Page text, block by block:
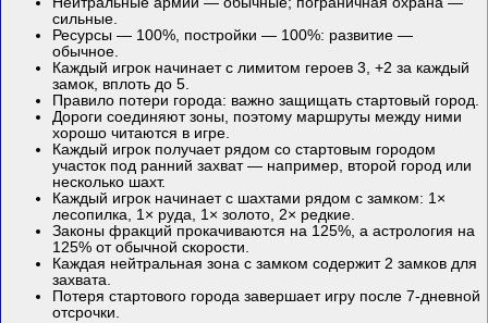
сильные.
Ресурсы — 100%, постройки — 100%: развитие —
обычное.
Каждый игрок начинает с лимитом героев 3, +2 за каждый
замок, вплоть до 5.
Правило потери города: важно защищать стартовый город.
Дороги соединяют зоны, поэтому маршруты между ними
хорошо читаются в игре.
Каждый игрок получает рядом со стартовым городом
участок под ранний захват — например, второй город или
несколько шахт.
Каждый игрок начинает с шахтами рядом с замком: 1×
лесопилка, 1× руда, 1× золото, 2× редкие.
Законы фракций прокачиваются на 125%, а астрология на
125% от обычной скорости.
Каждая нейтральная зона с замком содержит 2 замков для
захвата.
Потеря стартового города завершает игру после 7-дневной
отсрочки.